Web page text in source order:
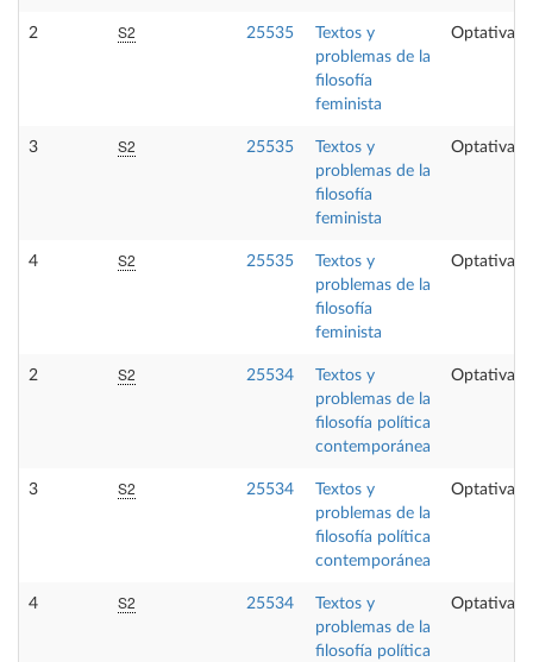
2 S2 25535
Textos y
problemas de la
filosofía
feminista
Optativa
3 S2 25535
Textos y
problemas de la
filosofía
feminista
Optativa
4 S2 25535
Textos y
problemas de la
filosofía
feminista
Optativa
2 S2 25534
Textos y
problemas de la
filosofía política
contemporánea
Optativa
3 S2 25534
Textos y
problemas de la
filosofía política
contemporánea
Optativa
4 S2 25534
Textos y
problemas de la
filosofía política
Optativa